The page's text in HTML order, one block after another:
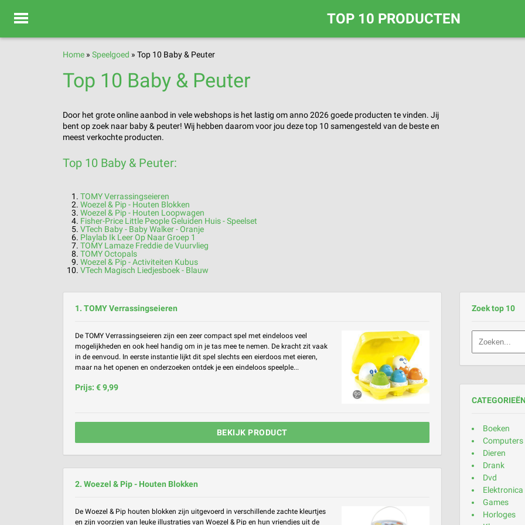
TOP 10 PRODUCTEN
Home » Speelgoed » Top 10 Baby & Peuter
Top 10 Baby & Peuter
Door het grote online aanbod in vele webshops is het lastig om anno 2026 goede producten te vinden. Jij
bent op zoek naar baby & peuter! Wij hebben daarom voor jou deze top 10 samengesteld van de beste en
meest verkochte producten.
Top 10 Baby & Peuter:
TOMY Verrassingseieren
Woezel & Pip - Houten Blokken
Woezel & Pip - Houten Loopwagen
Fisher-Price Little People Geluiden Huis - Speelset
VTech Baby - Baby Walker - Oranje
Playlab Ik Leer Op Naar Groep 1
TOMY Lamaze Freddie de Vuurvlieg
TOMY Octopals
Woezel & Pip - Activiteiten Kubus
VTech Magisch Liedjesboek - Blauw
1. TOMY Verrassingseieren
De TOMY Verrassingseieren zijn een zeer compact spel met eindeloos veel
mogelijkheden en ook heel handig om in je tas mee te nemen. De kracht zit vaak
in de eenvoud. In eerste instantie lijkt dit spel slechts een eierdoos met eieren,
maar na het openen en onderzoeken ontdek je een eindeloos speelple...
Prijs: € 9,99
BEKIJK PRODUCT
2. Woezel & Pip - Houten Blokken
De Woezel & Pip houten blokken zijn uitgevoerd in verschillende zachte kleurtjes
en zijn voorzien van leuke illustraties van Woezel & Pip en hun vriendjes uit de
Zoek top 10
Boeken
Computers
Dieren
Drank
Dvd
Elektronica
Games
Horloges